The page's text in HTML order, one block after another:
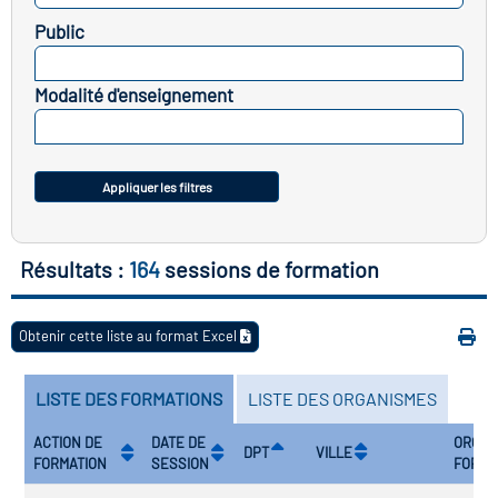
des transitions
de construction)
des secteurs(en
construction)
Public
Modalité d'enseignement
Appliquer les filtres
Résultats : 164 sessions de formation
Obtenir cette liste au format Excel
LISTE DES FORMATIONS LISTE DES ORGANISMES
ACTION DE
FORMATION
DATE DE
SESSION
DPT VILLE